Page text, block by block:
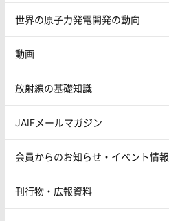
世界の原子力発電開発の動向
動画
放射線の基礎知識
JAIFメールマガジン
会員からのお知らせ・イベント情報
刊行物・広報資料